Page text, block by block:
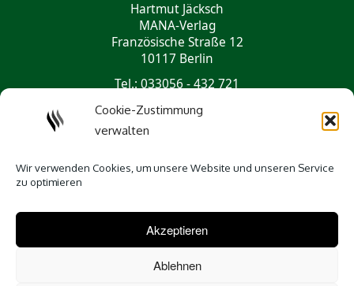
Cookie-Zustimmung
verwalten
Wir verwenden Cookies, um unsere Website und unseren Service
zu optimieren
Akzeptieren
Ablehnen
Hartmut Jäcksch
MANA-Verlag
Französische Straße 12
10117 Berlin
Tel.: 033056 - 432 721
Social Media